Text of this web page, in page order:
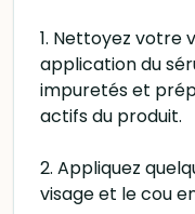
1. Nettoyez votre
application du
impuretés et
actifs du produit.
2. Appliquez
visage et le cou